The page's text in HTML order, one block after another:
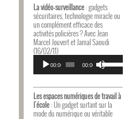
pour
augmenter
ou
diminuer
le
La vidéo-surveillance: gadgets
sécuritaires, technologie miracle ou
un complément efficace des
activités policières ? Avec Jean
Marcel Jouvert et Jamal Saoudi
(16/02/11)
Lecteur
audio
00:00 00:00
Utilisez
les
flèches
pour
augmenter
ou
Les espaces numériques de travail à
l'école: Un gadget surfant sur la
mode du numérique ou véritable